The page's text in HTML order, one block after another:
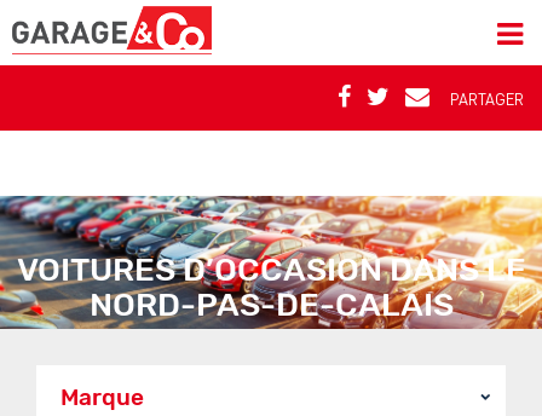
PARTAGER
VOITURES D’OCCASION DANS LE
NORD-PAS-DE-CALAIS